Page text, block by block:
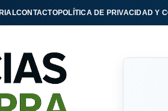
CONTACTOPOLÍTICA DE PRIVACIDAD Y